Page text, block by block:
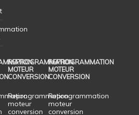
REPROGRAMMATION
MOTEUR
CONVERSION
Reprogrammation
moteur
conversion
REPROGRAMMATION
MOTEUR
CONVERSION
Reprogrammation
moteur
conversion